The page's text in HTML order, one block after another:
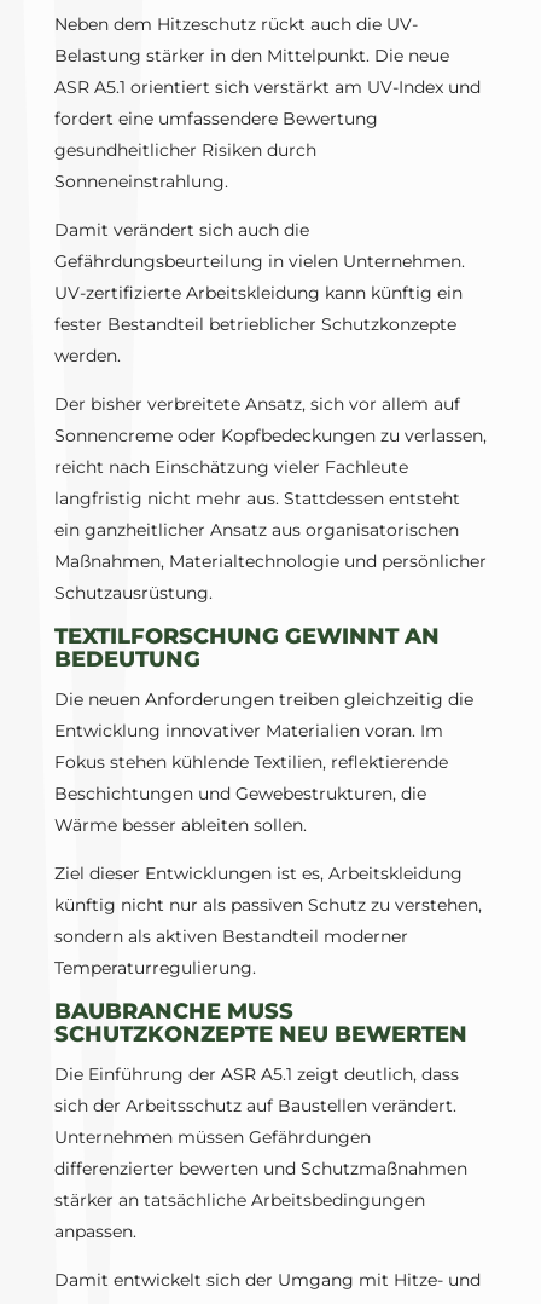
Neben dem Hitzeschutz rückt auch die UV-
Belastung stärker in den Mittelpunkt. Die neue
ASR A5.1 orientiert sich verstärkt am UV-Index und
fordert eine umfassendere Bewertung
gesundheitlicher Risiken durch
Sonneneinstrahlung.
Damit verändert sich auch die
Gefährdungsbeurteilung in vielen Unternehmen.
UV-zertifizierte Arbeitskleidung kann künftig ein
fester Bestandteil betrieblicher Schutzkonzepte
werden.
Der bisher verbreitete Ansatz, sich vor allem auf
Sonnencreme oder Kopfbedeckungen zu verlassen,
reicht nach Einschätzung vieler Fachleute
langfristig nicht mehr aus. Stattdessen entsteht
ein ganzheitlicher Ansatz aus organisatorischen
Maßnahmen, Materialtechnologie und persönlicher
Schutzausrüstung.
TEXTILFORSCHUNG GEWINNT AN
BEDEUTUNG
Die neuen Anforderungen treiben gleichzeitig die
Entwicklung innovativer Materialien voran. Im
Fokus stehen kühlende Textilien, reflektierende
Beschichtungen und Gewebestrukturen, die
Wärme besser ableiten sollen.
Ziel dieser Entwicklungen ist es, Arbeitskleidung
künftig nicht nur als passiven Schutz zu verstehen,
sondern als aktiven Bestandteil moderner
Temperaturregulierung.
BAUBRANCHE MUSS
SCHUTZKONZEPTE NEU BEWERTEN
Die Einführung der ASR A5.1 zeigt deutlich, dass
sich der Arbeitsschutz auf Baustellen verändert.
Unternehmen müssen Gefährdungen
differenzierter bewerten und Schutzmaßnahmen
stärker an tatsächliche Arbeitsbedingungen
anpassen.
Damit entwickelt sich der Umgang mit Hitze- und